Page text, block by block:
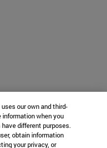
our own and third-
when you
different purposes.
obtain information
your privacy, or